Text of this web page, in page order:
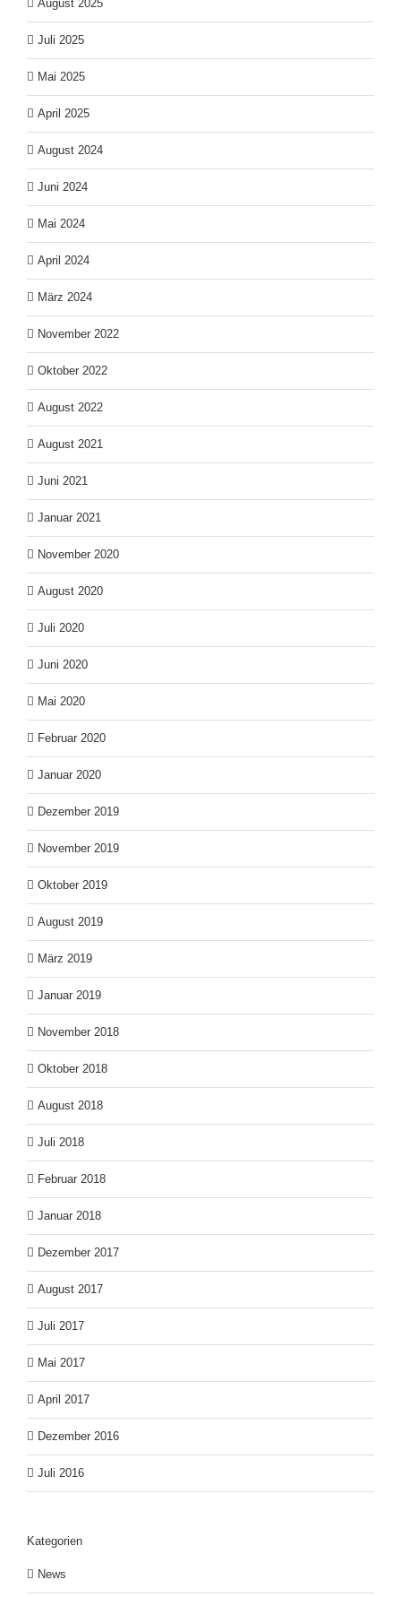
August 2025
Juli 2025
Mai 2025
April 2025
August 2024
Juni 2024
Mai 2024
April 2024
März 2024
November 2022
Oktober 2022
August 2022
August 2021
Juni 2021
Januar 2021
November 2020
August 2020
Juli 2020
Juni 2020
Mai 2020
Februar 2020
Januar 2020
Dezember 2019
November 2019
Oktober 2019
August 2019
März 2019
Januar 2019
November 2018
Oktober 2018
August 2018
Juli 2018
Februar 2018
Januar 2018
Dezember 2017
August 2017
Juli 2017
Mai 2017
April 2017
Dezember 2016
Juli 2016
Kategorien
News